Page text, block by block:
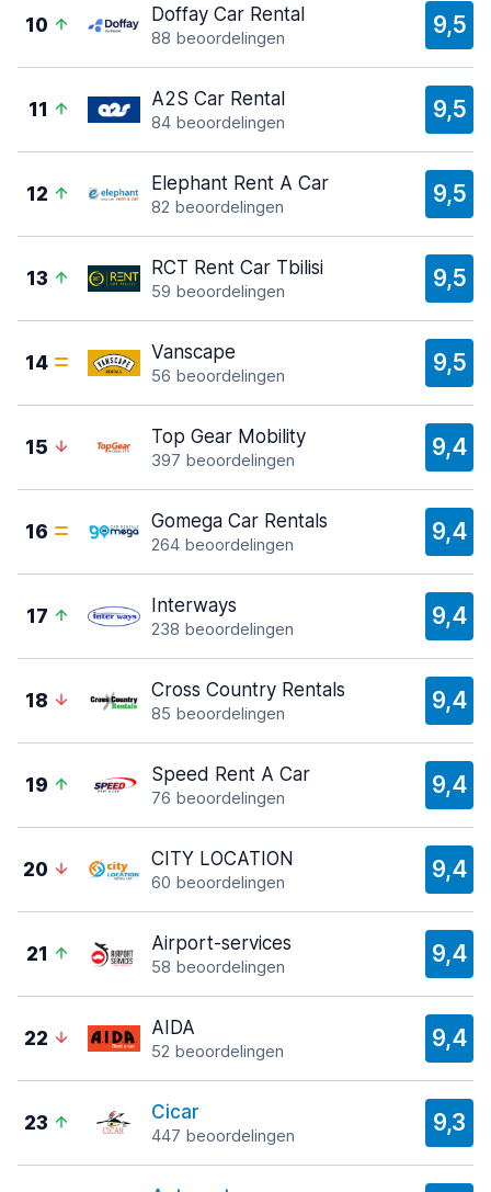
10 Doffay Car Rental
88 beoordelingen 9,5
11 A2S Car Rental
84 beoordelingen 9,5
12 Elephant Rent A Car
82 beoordelingen 9,5
13 RCT Rent Car Tbilisi
59 beoordelingen 9,5
14 Vanscape
56 beoordelingen 9,5
15 Top Gear Mobility
397 beoordelingen 9,4
16 Gomega Car Rentals
264 beoordelingen 9,4
17 Interways
238 beoordelingen 9,4
18 Cross Country Rentals
85 beoordelingen 9,4
19 Speed Rent A Car
76 beoordelingen 9,4
20 CITY LOCATION
60 beoordelingen 9,4
21 Airport-services
58 beoordelingen 9,4
22 AIDA
52 beoordelingen 9,4
23 Cicar
447 beoordelingen 9,3